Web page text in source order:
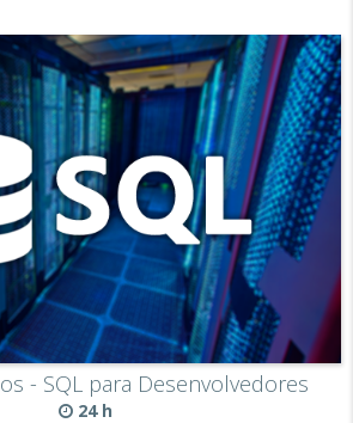
- SQL para Desenvolvedores
24 h